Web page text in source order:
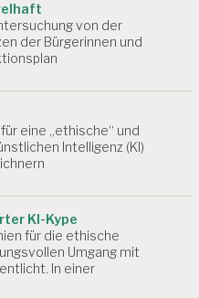
von der
der Bürgerinnen und
eine „ethische“ und
Intelligenz (KI)
KI-Kype
für die ethische
Umgang mit
In einer